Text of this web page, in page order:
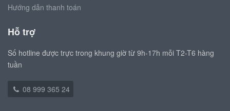
Hướng dẫn thanh toán
Hỗ trợ
Số hotline được trực trong khung giờ từ 9h-17h mỗi T2-T6 hàng
tuần
08 999 365 24